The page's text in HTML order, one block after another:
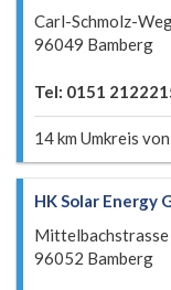
Carl-Schmolz-
96049 Bamberg
Tel: 0151
14 km Umkreis
HK Solar Energy
Mittelbachstrasse
96052 Bamberg